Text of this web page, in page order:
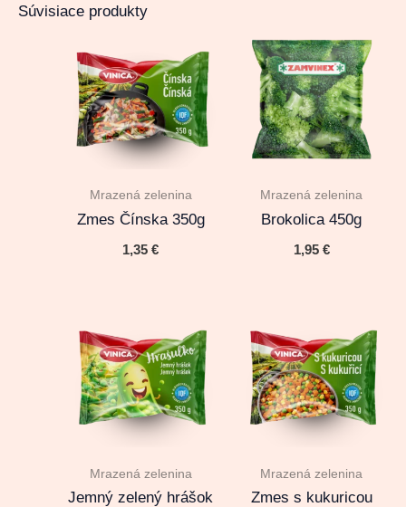
Súvisiace produkty
Mrazená zelenina
Zmes Čínska 350g
1,35€
Mrazená zelenina
Brokolica 450g
1,95 €
Mrazená zelenina
Jemný zelený hrášok
Mrazená zelenina
Zmes s kukuricou